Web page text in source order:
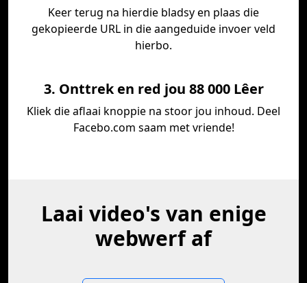
Keer terug na hierdie bladsy en plaas die
gekopieerde URL in die aangeduide invoer veld
hierbo.
3. Onttrek en red jou 88 000 Lêer
Kliek die aflaai knoppie na stoor jou inhoud. Deel
Facebo.com saam met vriende!
Laai video's van enige
webwerf af